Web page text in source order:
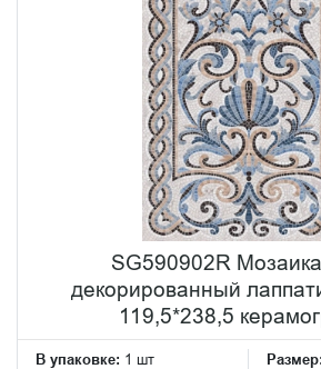
SG590902R
декорированный
119,5*238,5
В упаковке: 1 шт Размер: